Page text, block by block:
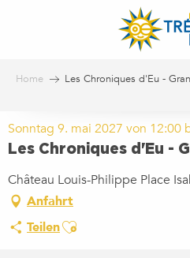
Home Les Chroniques d'Eu -
Sonntag 9. mai 2027 von 12:00
Les Chroniques d'Eu -
Château Louis-Philippe Place
Anfahrt
TeilenAjouter aux favoris